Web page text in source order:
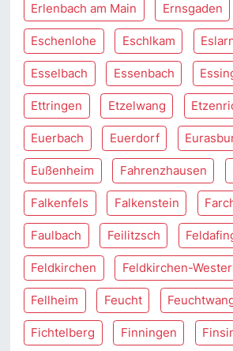
Erlenbach am Main Ernsgaden
Eschenlohe Eschlkam
Esselbach Essenbach
Ettringen Etzelwang
Euerbach Euerdorf
Eußenheim Fahrenzhausen
Falkenfels Falkenstein
Faulbach Feilitzsch
Feldkirchen Feldkirchen-
Fellheim Feucht
Fichtelberg Finningen